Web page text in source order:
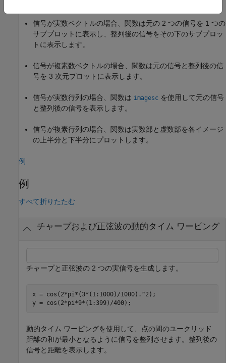
信号が実数ベクトルの場合、関数は元の 2 つの信号を 1 つの
サブプロットに表示し、整列後の信号をその下のサブプロッ
トに表示します。
信号が複素数ベクトルの場合、関数は元の信号と整列後の信
号を 3 次元プロットに表示します。
信号が実数行列の場合、関数は imagesc を使用して元の信号
と整列後の信号を表示します。
信号が複素行列の場合、関数は実数部と虚数部を各イメージ
の上半分と下半分にプロットします。
例
例
すべて折りたたむ
チャープおよび正弦波の動的タイム ワーピング
チャープと正弦波の 2 つの実信号を生成します。
x = cos(2*pi*(3*(1:1000)/1000).^2);
y = cos(2*pi*9*(1:399)/400);
動的タイム ワーピングを使用して、点の間のユークリッド
距離の和が最小となるように信号を整列させます。整列後の
信号と距離を表示します。